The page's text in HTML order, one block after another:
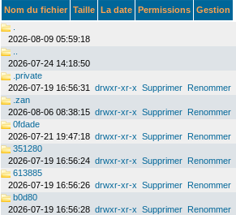
Nom du fichier Taille La date Permissions Gestion
2026-08-09 05:59:18
2026-07-24 14:18:50
.private
2026-07-19 16:56:31
drwxr-xr-x Supprimer Renommer
.zan
2026-08-06 08:38:15 drwxr-xr-x Supprimer Renommer
0fdade
2026-07-21 19:47:18 drwxr-xr-x Supprimer Renommer
351280
2026-07-19 16:56:24 drwxr-xr-x Supprimer Renommer
613885
2026-07-19 16:56:26 drwxr-xr-x Supprimer Renommer
b0d80
2026-07-19 16:56:28 drwxr-xr-x Supprimer Renommer